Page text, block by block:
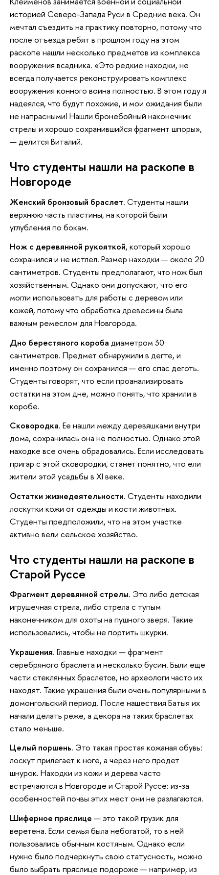
историей Северо-Запада Руси в Средние века. Он
мечтал съездить на практику повторно, потому что
после отъезда ребят в прошлом году на этом
раскопе нашли несколько предметов из комплекса
вооружения всадника. «Это редкие находки, не
всегда получается реконструировать комплекс
вооружения конного воина полностью. В этом году я
надеялся, что будут похожие, и мои ожидания были
не напрасными! Нашли бронебойный наконечник
стрелы и хорошо сохранившийся фрагмент шпоры»,
— делится Виталий.
Что студенты нашли на раскопе в
Новгороде
Женский бронзовый браслет. Студенты нашли
верхнюю часть пластины, на которой были
углубления по бокам.
Нож с деревянной рукояткой, который хорошо
сохранился и не истлел. Размер находки — около 20
сантиметров. Студенты предполагают, что нож был
хозяйственным. Однако они допускают, что его
могли использовать для работы с деревом или
кожей, потому что обработка древесины была
важным ремеслом для Новгорода.
Дно берестяного короба диаметром 30
сантиметров. Предмет обнаружили в дегте, и
именно поэтому он сохранился — его спас деготь.
Студенты говорят, что если проанализировать
остатки на этом дне, можно понять, что хранили в
коробе.
Сковородка. Ее нашли между деревяшками внутри
дома, сохранилась она не полностью. Однако этой
находке все очень обрадовались. Если исследовать
пригар с этой сковородки, станет понятно, что ели
жители этой усадьбы в XI веке.
Остатки жизнедеятельности. Студенты находили
лоскутки кожи от одежды и кости животных.
Студенты предположили, что на этом участке
активно вели сельское хозяйство.
Что студенты нашли на раскопе в
Старой Руссе
Фрагмент деревянной стрелы. Это либо детская
игрушечная стрела, либо стрела с тупым
наконечником для охоты на пушного зверя. Такие
использовались, чтобы не портить шкурки.
Украшения. Главные находки — фрагмент
серебряного браслета и несколько бусин. Были еще
части стеклянных браслетов, но археологи часто их
находят. Такие украшения были очень популярными в
домонгольский период. После нашествия Батыя их
начали делать реже, а декора на таких браслетах
стало меньше.
Целый поршень. Это такая простая кожаная обувь:
лоскут прилегает к ноге, а через него продет
шнурок. Находки из кожи и дерева часто
встречаются в Новгороде и Старой Руссе: из-за
особенностей почвы этих мест они не разлагаются.
Шиферное пряслице — это такой грузик для
веретена. Если семья была небогатой, то в ней
пользовались обычным костяным. Однако если
нужно было подчеркнуть свою статусность, можно
было выбрать пряслице подороже — например, из